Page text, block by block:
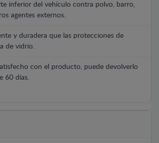
inferior del vehículo contra polvo, barro,
agentes externos.
y duradera que las protecciones de
de vidrio.
con el producto, puede devolverlo
60 días.